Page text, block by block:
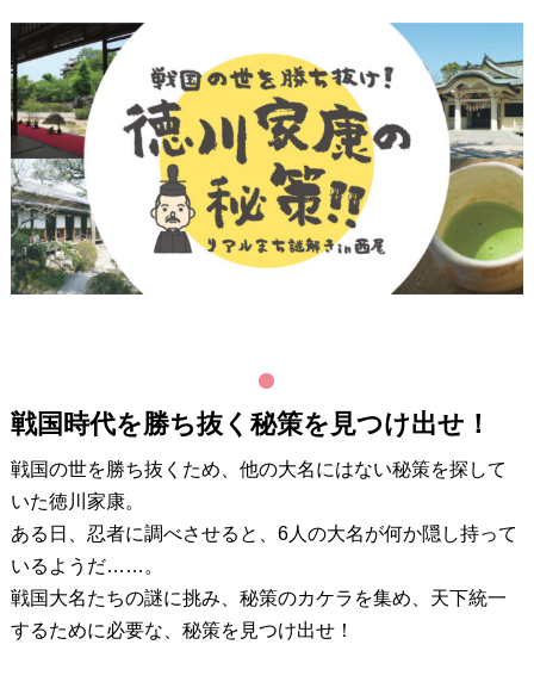
戦国時代を勝ち抜く秘策を見つけ出せ！
戦国の世を勝ち抜くため、他の大名にはない秘策を探して
いた徳川家康。
ある日、忍者に調べさせると、6人の大名が何か隠し持って
いるようだ……。
戦国大名たちの謎に挑み、秘策のカケラを集め、天下統一
するために必要な、秘策を見つけ出せ！